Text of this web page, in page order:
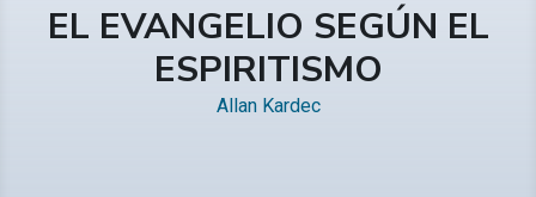
EL EVANGELIO SEGÚN EL
ESPIRITISMO
Allan Kardec